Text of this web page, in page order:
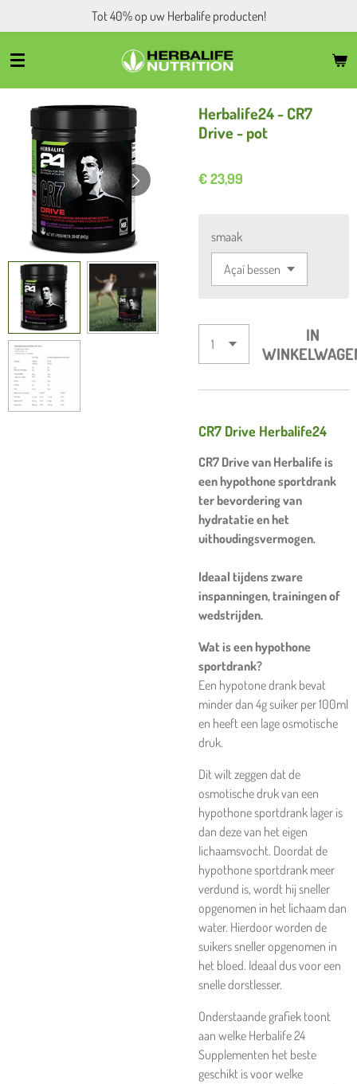
direct
naar
hoofdinhoud
Tot 40% op uw Herbalife producten!
Herbalife24 - CR7
Drive - pot
€ 23,99
smaak
IN
CR7 Drive Herbalife24
CR7 Drive van Herbalife is
een hypothone sportdrank
ter bevordering van
hydratatie en het
uithoudingsvermogen.
Ideaal tijdens zware
inspanningen, trainingen of
wedstrijden.
Wat is een hypothone
sportdrank?
Een hypotone drank bevat
minder dan 4g suiker per 100ml
en heeft een lage osmotische
druk.
Dit wilt zeggen dat de
osmotische druk van een
hypothone sportdrank lager is
dan deze van het eigen
lichaamsvocht. Doordat de
hypothone sportdrank meer
verdund is, wordt hij sneller
opgenomen in het lichaam dan
water. Hierdoor worden de
suikers sneller opgenomen in
het bloed. Ideaal dus voor een
snelle dorstlesser.
Onderstaande grafiek toont
aan welke Herbalife 24
Supplementen het beste
geschikt is voor welke